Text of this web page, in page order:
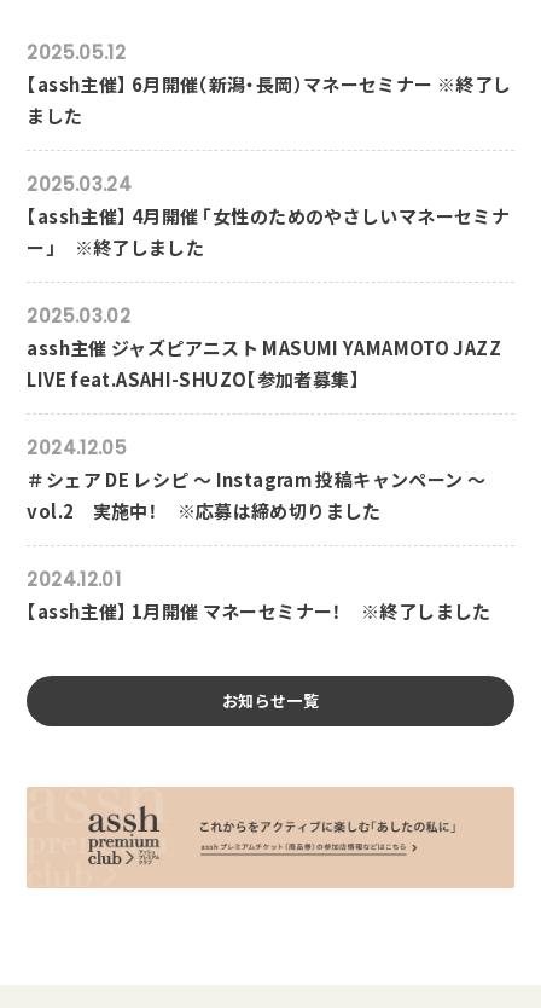
2025.05.12
【assh主催】 6月開催（新潟・長岡）マネーセミナー ※終了し
ました
2025.03.24
【assh主催】 4月開催 「女性のためのやさしいマネーセミナ
ー」 ※終了しました
2025.03.02
assh主催 ジャズピアニスト MASUMI YAMAMOTO JAZZ
LIVE feat.ASAHI-SHUZO【参加者募集】
2024.12.05
＃シェア DE レシピ ～ Instagram 投稿キャンペーン ～
vol.2 実施中！ ※応募は締め切りました
2024.12.01
【assh主催】 1月開催 マネーセミナー！ ※終了しました
お知らせ一覧